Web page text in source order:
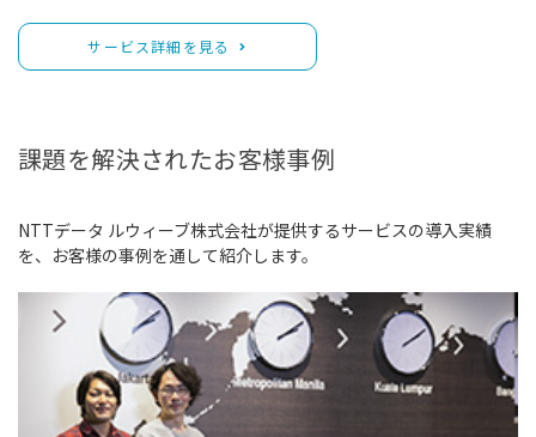
サービス詳細を見る
課題を解決されたお客様事例
NTTデータ ルウィーブ株式会社が提供するサービスの導入実績
を、お客様の事例を通して紹介します。